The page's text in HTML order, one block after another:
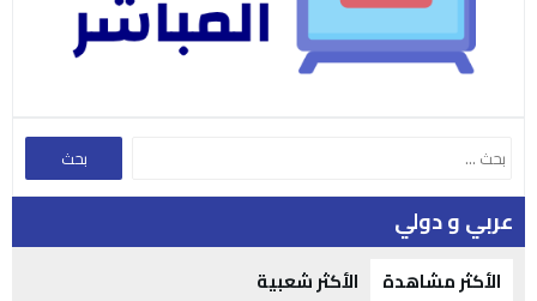
عربي و دولي
الأكثر مشاهدة الأكثر شعبية